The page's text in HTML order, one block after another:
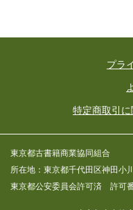
プラ
特定商取引
東京都古書籍商業協同組合
所在地：東京都千代田区神田
東京都公安委員会許可済 許可